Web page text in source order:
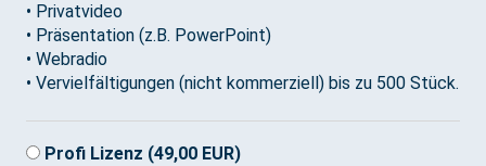
• Privatvideo
• Präsentation (z.B. PowerPoint)
• Webradio
• Vervielfältigungen (nicht kommerziell) bis zu 500 Stück.
Profi Lizenz (49,00 EUR)